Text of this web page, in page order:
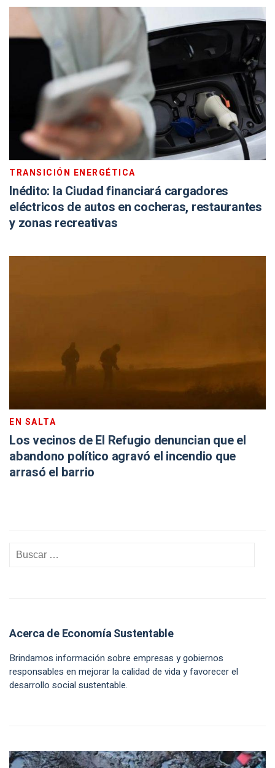
TRANSICIÓN ENERGÉTICA
Inédito: la Ciudad financiará cargadores
eléctricos de autos en cocheras, restaurantes
y zonas recreativas
EN SALTA
Los vecinos de El Refugio denuncian que el
abandono político agravó el incendio que
arrasó el barrio
Acerca de Economía Sustentable
Brindamos información sobre empresas y gobiernos
responsables en mejorar la calidad de vida y favorecer el
desarrollo social sustentable.